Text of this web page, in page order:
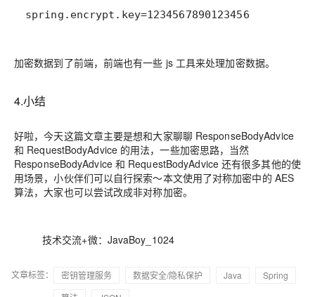
spring.encrypt.key=1234567890123456
加密数据到了前端，前端也有一些 js 工具来处理加密数据。
4.小结
好啦，今天这篇文章主要是想和大家聊聊 ResponseBodyAdvice
和 RequestBodyAdvice 的用法，一些加密思路，当然
ResponseBodyAdvice 和 RequestBodyAdvice 还有很多其他的使
用场景，小伙伴们可以自行探索～本文使用了对称加密中的 AES
算法，大家也可以尝试改成非对称加密。
技术交流+微：JavaBoy_1024
文章标签： 密钥管理服务 数据安全/隐私保护 Java
Spring